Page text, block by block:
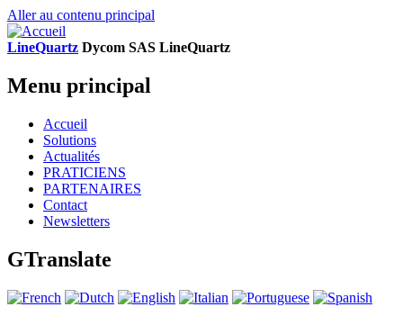
Aller au contenu principal
LineQuartz Dycom SAS LineQuartz
Menu principal
Accueil
Solutions
Actualités
PRATICIENS
PARTENAIRES
Contact
Newsletters
GTranslate